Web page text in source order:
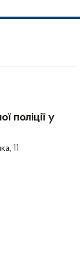
поліції у
11